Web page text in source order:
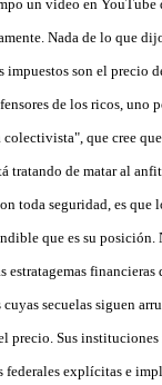
un video en
Nada de lo que
impuestos son el precio
de los ricos,
que cree
tratando de matar al
toda seguridad, es
que es su
secuelas siguen
precio. Sus
federales explícitas e